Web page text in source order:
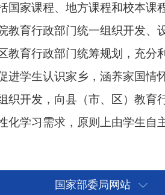
认识家乡，涵养家国情怀，铸牢中
，向县（市、区）教育行政部门备
国家部委局网站